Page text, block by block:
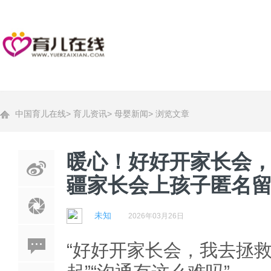
中国育儿在线> 育儿资讯> 母婴新闻> 浏览文章
暖心！好好开家长会
疆家长会上孩子匿名
未知 2026年03月26日
“好好开家长会，我去拯